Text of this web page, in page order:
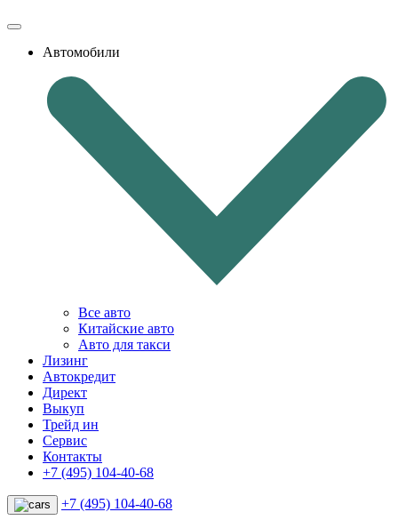
Автомобили
Все авто
Китайские авто
Авто для такси
Лизинг
Автокредит
Директ
Выкуп
Трейд ин
Сервис
Контакты
+7 (495) 104-40-68
+7 (495) 104-40-68